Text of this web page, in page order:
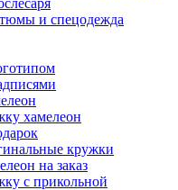
и спецодежда
хамелеон
кружки
на заказ
с прикольной